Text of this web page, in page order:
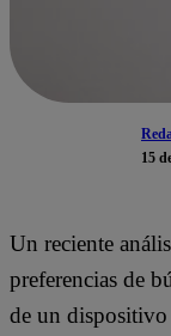
15
Un reciente
preferencias de
de un